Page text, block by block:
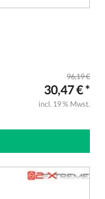
96,19 €
30,47 € *
incl. 19 % Mwst.